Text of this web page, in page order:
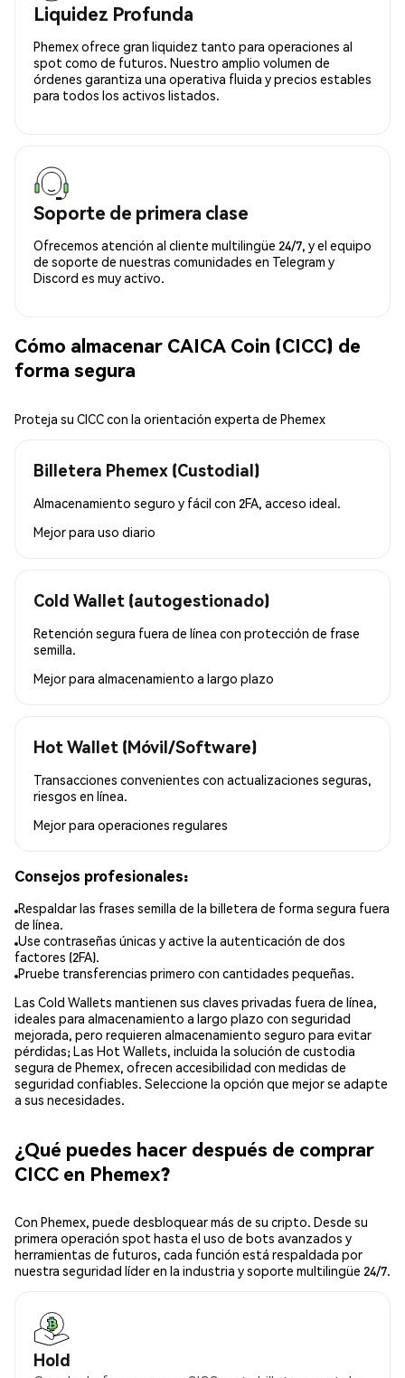
Liquidez Profunda
Phemex ofrece gran liquidez tanto para operaciones al
spot como de futuros. Nuestro amplio volumen de
órdenes garantiza una operativa fluida y precios estables
para todos los activos listados.
Soporte de primera clase
Ofrecemos atención al cliente multilingüe 24/7, y el equipo
de soporte de nuestras comunidades en Telegram y
Discord es muy activo.
Cómo almacenar CAICA Coin (CICC) de
forma segura
Proteja su CICC con la orientación experta de Phemex
Billetera Phemex (Custodial)
Almacenamiento seguro y fácil con 2FA, acceso ideal.
Mejor para uso diario
Cold Wallet (autogestionado)
Retención segura fuera de línea con protección de frase
semilla.
Mejor para almacenamiento a largo plazo
Hot Wallet (Móvil/Software)
Transacciones convenientes con actualizaciones seguras,
riesgos en línea.
Mejor para operaciones regulares
Consejos profesionales:
Respaldar las frases semilla de la billetera de forma segura fuera
de línea.
Use contraseñas únicas y active la autenticación de dos
factores (2FA).
Pruebe transferencias primero con cantidades pequeñas.
Las Cold Wallets mantienen sus claves privadas fuera de línea,
ideales para almacenamiento a largo plazo con seguridad
mejorada, pero requieren almacenamiento seguro para evitar
pérdidas; Las Hot Wallets, incluida la solución de custodia
segura de Phemex, ofrecen accesibilidad con medidas de
seguridad confiables. Seleccione la opción que mejor se adapte
a sus necesidades.
¿Qué puedes hacer después de comprar
CICC en Phemex?
Con Phemex, puede desbloquear más de su cripto. Desde su
primera operación spot hasta el uso de bots avanzados y
herramientas de futuros, cada función está respaldada por
nuestra seguridad líder en la industria y soporte multilingüe 24/7.
Hold